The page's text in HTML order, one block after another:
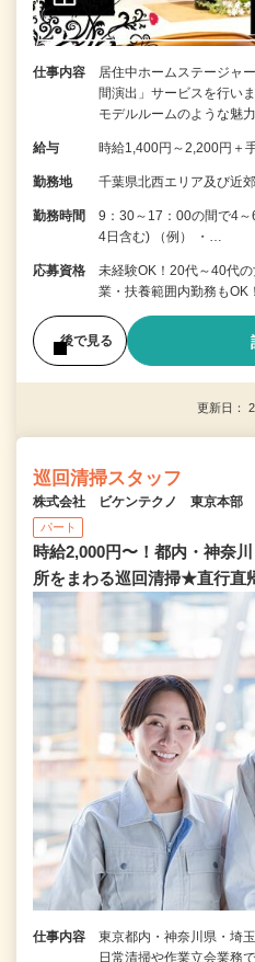
仕事内容
居住中ホームステージャ
間演出」サービスを行い
モデルルームのような魅
給与 時給1,400円～2,200円＋
勤務地 千葉県北西エリア及び
勤務時間
9：30～17：00の間で4
4日含む) （例） ・…
応募資格
未経験OK！20代～40代
業・扶養範囲内勤務もOK！
後で見る
更新日：
巡回清掃スタッフ
株式会社 ビケンテクノ 東京本部
パート
時給2,000円〜！都内・神奈
所をまわる巡回清掃★直行直
仕事内容
東京都内・神奈川県・埼
日常清掃や作業立会業務